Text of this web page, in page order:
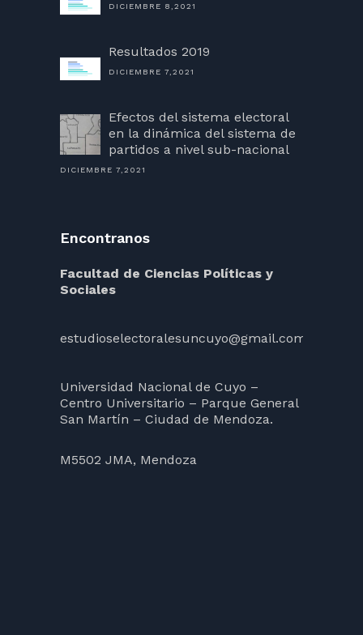
DICIEMBRE 8,2021
Resultados 2019
DICIEMBRE 7,2021
Efectos del sistema electoral
en la dinámica del sistema de
partidos a nivel sub-nacional
DICIEMBRE 7,2021
Encontranos
Facultad de Ciencias Políticas y
Sociales
estudioselectoralesuncuyo@gmail.com
Universidad Nacional de Cuyo –
Centro Universitario – Parque General
San Martín – Ciudad de Mendoza.
M5502 JMA, Mendoza